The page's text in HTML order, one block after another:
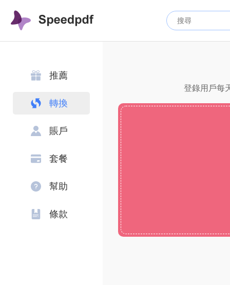
推薦
轉換
賬戶
套餐
幫助
條款
登錄用戶每